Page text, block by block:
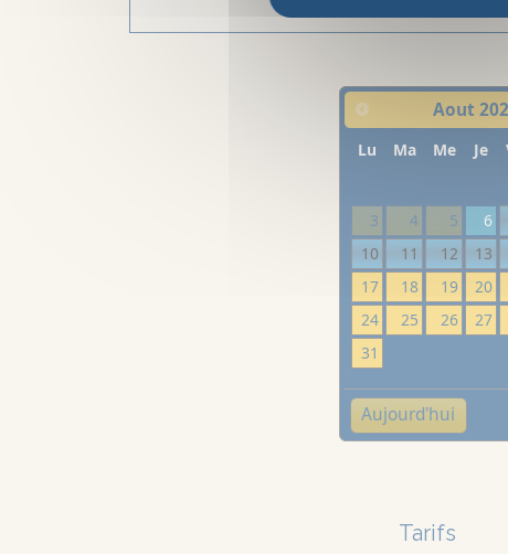
Aout
Lu Ma Me Je
3
4 5 6
10
11 12 13
17
18 19 20
24
25 26 27
31
Aujourd'hui
Tarifs